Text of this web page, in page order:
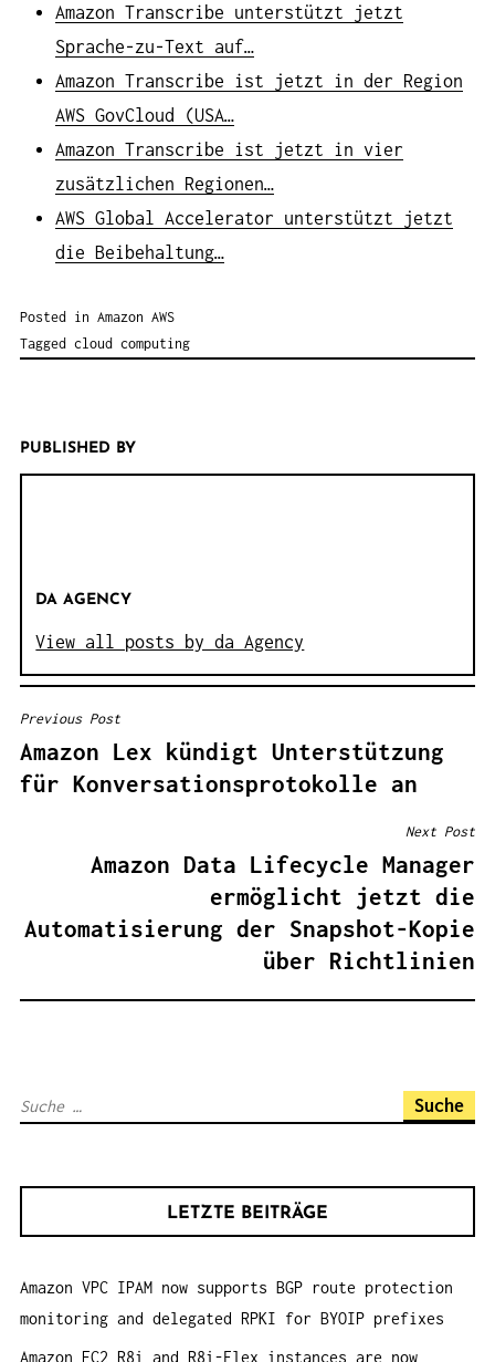
Amazon Transcribe unterstützt jetzt
Sprache-zu-Text auf…
Amazon Transcribe ist jetzt in der Region
AWS GovCloud (USA…
Amazon Transcribe ist jetzt in vier
zusätzlichen Regionen…
AWS Global Accelerator unterstützt jetzt
die Beibehaltung…
Posted in Amazon AWS
Tagged cloud computing
PUBLISHED BY
DA AGENCY
View all posts by da Agency
B
E
I
G
G
O
Previous Post
Amazon Lex kündigt Unterstützung
für Konversationsprotokolle an
Next Post
Amazon Data Lifecycle Manager
ermöglicht jetzt die
Automatisierung der Snapshot-Kopie
über Richtlinien
S
a
c
h
LETZTE BEITRÄGE
Amazon VPC IPAM now supports BGP route protection
monitoring and delegated RPKI for BYOIP prefixes
Amazon EC2 R8i and R8i-Flex instances are now